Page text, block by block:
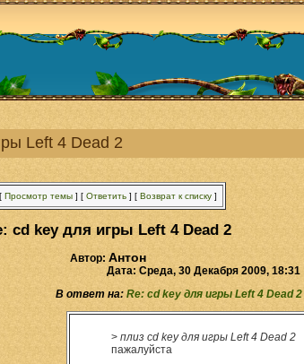
Left 4 Dead 2
[ Просмотр темы] [ Ответить] [ Возврат к списку]
cd key для игры Left 4 Dead 2
Автор: Антон
Дата: Среда, 30 Декабря 2009, 18:31
В ответ на: Re: cd key для игры Left 4 Dead 2
>плиз cd key для игры Left 4 Dead 2
пажалуйста